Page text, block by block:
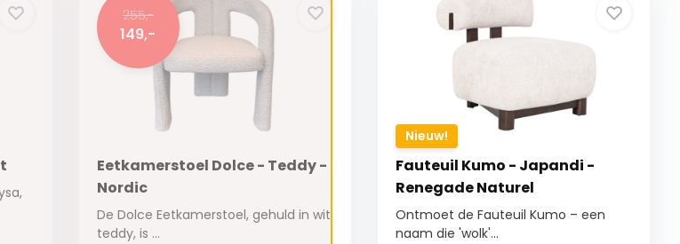
255,-
149,-
Eetkamerstoel Dolce - Teddy -
Nordic
De Dolce Eetkamerstoel, gehuld in wit
teddy, is ...
Nieuw!
Fauteuil Kumo - Japandi -
Renegade Naturel
Ontmoet de Fauteuil Kumo – een
naam die 'wolk'...